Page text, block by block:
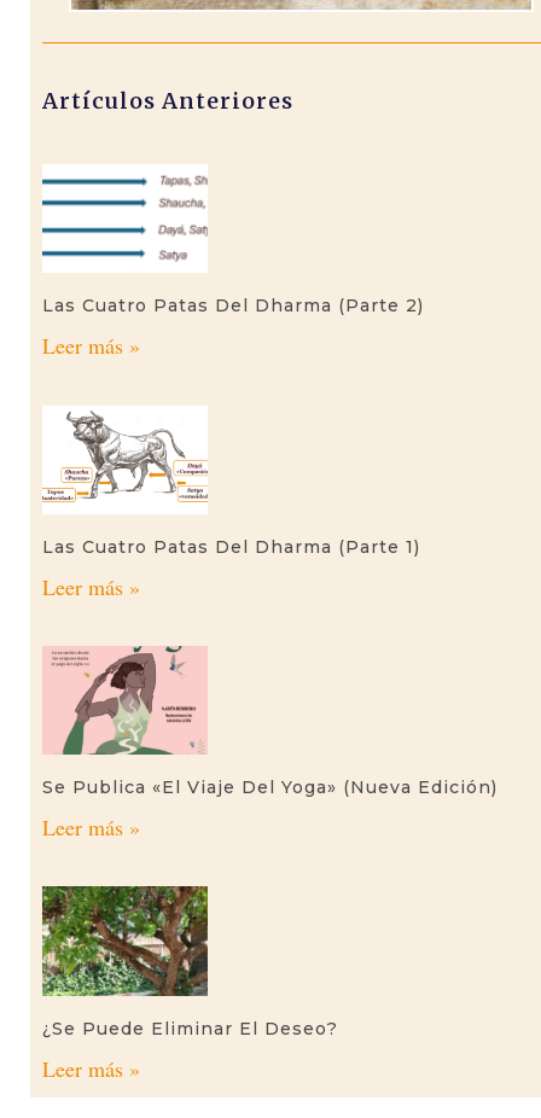
Artículos Anteriores
Las Cuatro Patas Del Dharma (parte 2)
Leer más »
Las Cuatro Patas Del Dharma (parte 1)
Leer más »
Se Publica «El Viaje Del Yoga» (nueva Edición)
Leer más »
¿Se Puede Eliminar El Deseo?
Leer más »